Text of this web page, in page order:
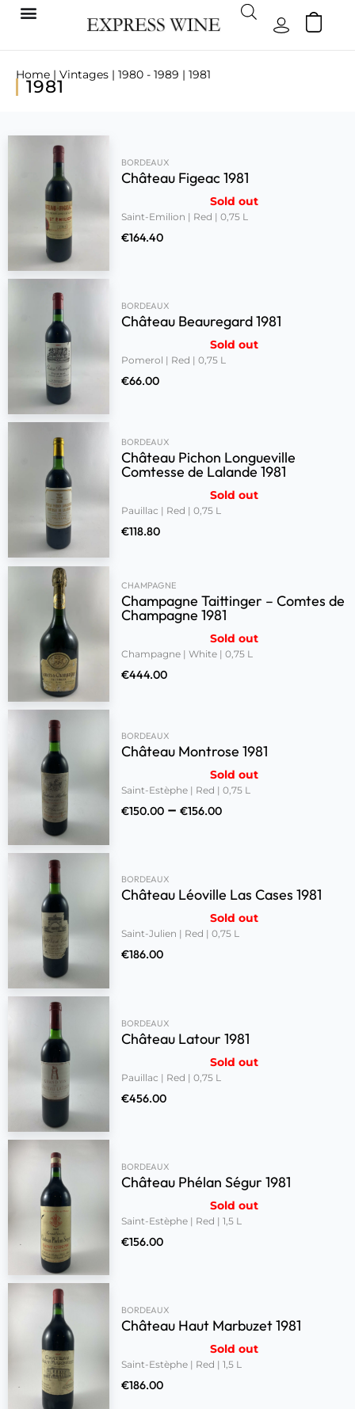
Home | Vintages | 1980 - 1989 | 1981
1981
BORDEAUX
Château Figeac 1981
Sold out
Saint-Emilion | Red | 0,75 L
€164.40
BORDEAUX
Château Beauregard 1981
Sold out
Pomerol | Red | 0,75 L
€66.00
BORDEAUX
Château Pichon Longueville
Comtesse de Lalande 1981
Sold out
Pauillac | Red | 0,75 L
€118.80
CHAMPAGNE
Champagne Taittinger – Comtes de
Champagne 1981
Sold out
Champagne | White | 0,75 L
€444.00
BORDEAUX
Château Montrose 1981
Sold out
Saint-Estèphe | Red | 0,75 L
€150.00 – €156.00
BORDEAUX
Château Léoville Las Cases 1981
Sold out
Saint-Julien | Red | 0,75 L
€186.00
BORDEAUX
Château Latour 1981
Sold out
Pauillac | Red | 0,75 L
€456.00
BORDEAUX
Château Phélan Ségur 1981
Sold out
Saint-Estèphe | Red | 1,5 L
€156.00
BORDEAUX
Château Haut Marbuzet 1981
Sold out
Saint-Estèphe | Red | 1,5 L
€186.00